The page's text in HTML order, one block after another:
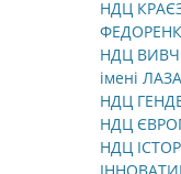
НДЦ
НДЦ
імені
НДЦ
НДЦ
НДЦ